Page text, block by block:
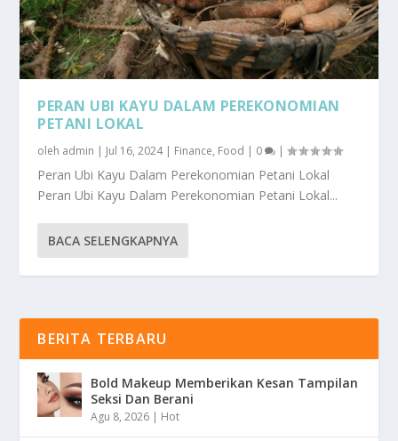
PERAN UBI KAYU DALAM PEREKONOMIAN
PETANI LOKAL
oleh admin | Jul 16, 2024| Finance, Food | 0 |
Peran Ubi Kayu Dalam Perekonomian Petani Lokal
Peran Ubi Kayu Dalam Perekonomian Petani Lokal...
BACA SELENGKAPNYA
BERITA TERBARU
Bold Makeup Memberikan Kesan Tampilan
Seksi Dan Berani
Agu 8, 2026 | Hot